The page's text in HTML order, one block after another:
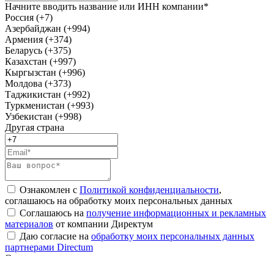
Начните вводить название или ИНН компании*
Россия (+7)
Азербайджан (+994)
Армения (+374)
Беларусь (+375)
Казахстан (+997)
Кыргызстан (+996)
Молдова (+373)
Таджикистан (+992)
Туркменистан (+993)
Узбекистан (+998)
Другая страна
Ознакомлен с Политикой конфиденциальности,
соглашаюсь на обработку моих персональных данных
Соглашаюсь на получение информационных и рекламных
материалов от компании Директум
Даю согласие на обработку моих персональных данных
партнерами Directum